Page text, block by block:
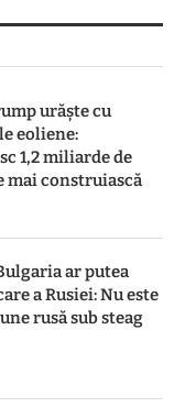
urăște cu
eoliene:
1,2 miliarde de
mai construiască
ar putea
a Rusiei: Nu este
rusă sub steag